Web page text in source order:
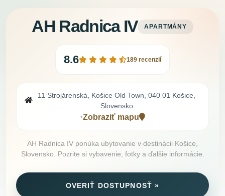
AH Radnica IV APARTMÁNY
8.6 189 recenzií
11 Strojárenská, Košice Old Town, 040 01 Košice,
Slovensko
•Zobraziť mapu
AH Radnica IV ponúka ubytovanie v destinácii Košice,
Slovensko. Pozrite si vybavenie, fotky a ďalšie informácie.
OVERIŤ DOSTUPNOSŤ »